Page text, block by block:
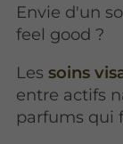
Envie d'un
feel good ?
Lessoins
entre actifs
parfums qui